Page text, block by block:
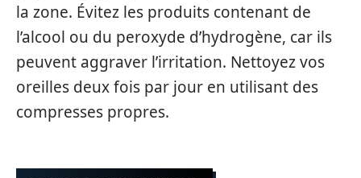
la zone. Évitez les produits contenant de
l’alcool ou du peroxyde d’hydrogène, car ils
peuvent aggraver l’irritation. Nettoyez vos
oreilles deux fois par jour en utilisant des
compresses propres.